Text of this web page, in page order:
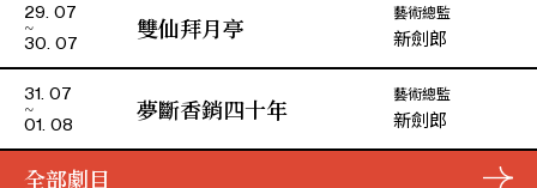
29. 07
30. 07
雙仙拜月亭 藝術總監
新劍郎
31. 07
01. 08
夢斷香銷四十年 藝術總監
新劍郎
全部劇目